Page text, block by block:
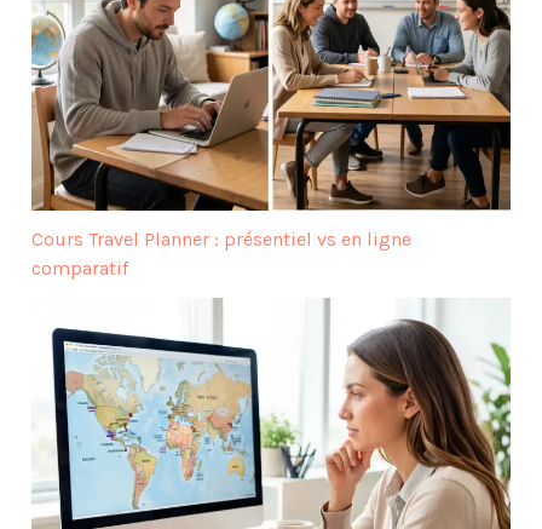
Cours Travel Planner : présentiel vs en ligne
comparatif